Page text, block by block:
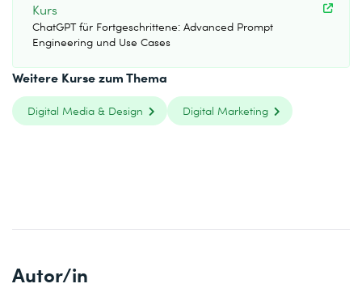
Kurs
ChatGPT für Fortgeschrittene: Advanced Prompt
Engineering und Use Cases
Weitere Kurse zum Thema
Digital Media & Design Digital Marketing
Autor/in